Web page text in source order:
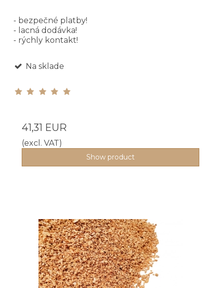
- bezpečné platby!
- lacná dodávka!
- rýchly kontakt!
Na sklade
41,31 EUR
(excl. VAT)
Show product